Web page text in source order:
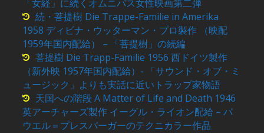
「女経」に続くオムニバス女性映画第二弾
続・菩提樹 Die Trappe-Familie in Amerika
1958 ディビナ・ウッターマン・プロ製作 （映配
1959年国内配給） – 「菩提樹」の続編
菩提樹 Die Trapp-Familie 1956 西ドイツ製作
（新外映 1957年国内配給）- 「サウンド・オブ・ミ
ュージック」よりも実話に近いトラップ家物語
天国への階段 A Matter of Life and Death 1946
英アーチャーズ製作 イーグル・ライオン配給 – パ
ウエル＝プレスバーガーのテクニカラー作品